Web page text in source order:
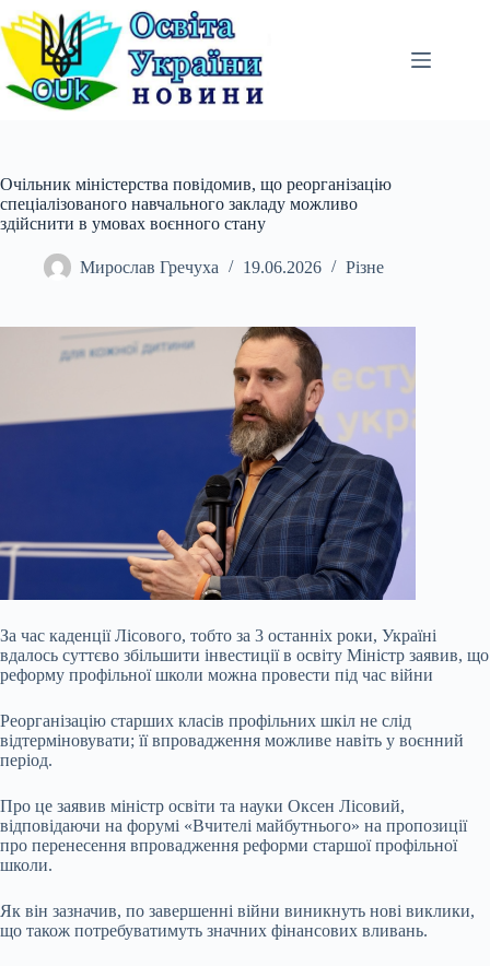
Перейти
до
вмісту
Очільник міністерства повідомив, що реорганізацію
спеціалізованого навчального закладу можливо
здійснити в умовах воєнного стану
Мирослав Гречуха 19.06.2026 Різне
За час каденції Лісового, тобто за 3 останніх роки, Україні
вдалось суттєво збільшити інвестиції в освіту Міністр заявив, що
реформу профільної школи можна провести під час війни
Реорганізацію старших класів профільних шкіл не слід
відтерміновувати; її впровадження можливе навіть у воєнний
період.
Про це заявив міністр освіти та науки Оксен Лісовий,
відповідаючи на форумі «Вчителі майбутнього» на пропозиції
про перенесення впровадження реформи старшої профільної
школи.
Як він зазначив, по завершенні війни виникнуть нові виклики,
що також потребуватимуть значних фінансових вливань.